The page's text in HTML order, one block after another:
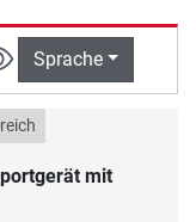
Sprache
mit